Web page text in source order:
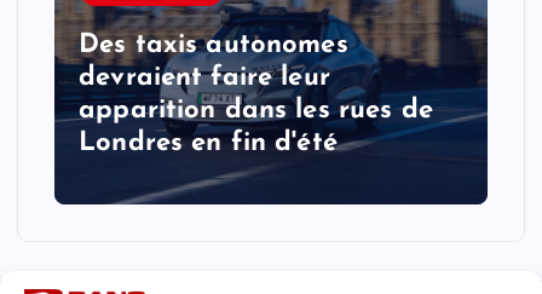
Des taxis autonomes
devraient faire leur
apparition dans les rues de
Londres en fin d'été